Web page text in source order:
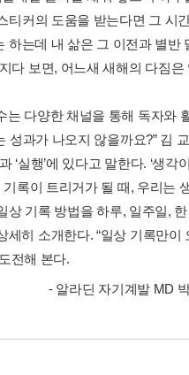
커의 도움을 받는다면 그 시
는데 내 삶은 그 이전과 별반
다 보면, 어느새 새해의 다짐은
다양한 채널을 통해 독자와
성과가 나오지 않을까요?” 김
실행’에 있다고 말한다. ‘생각
록이 트리거가 될 때, 우리는
기록 방법을 하루, 일주일,
히 소개한다. “일상 기록만이
전해 본다.
- 알라딘 자기계발 MD